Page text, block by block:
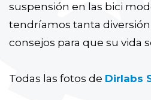
suspensión en las bici
tendríamos tanta
consejos para que su vida
Todas las fotos de Dirlabs